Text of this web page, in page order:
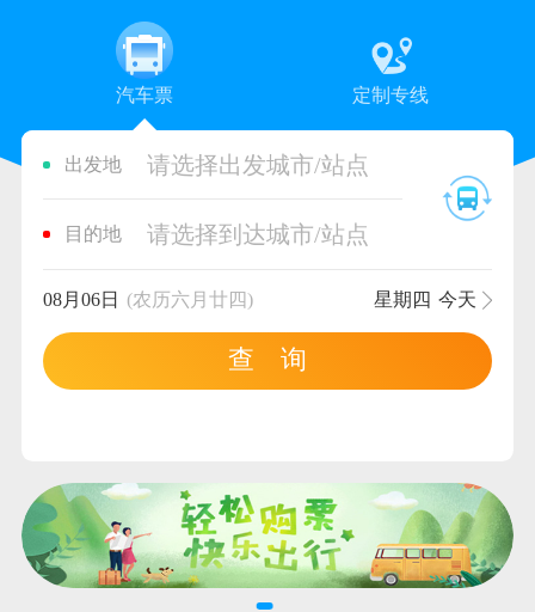
汽车票 定制专线
出发地 请选择出发城市/站点
目的地 请选择到达城市/站点
08月06日 (农历六月廿四) 星期四 今天
查 询